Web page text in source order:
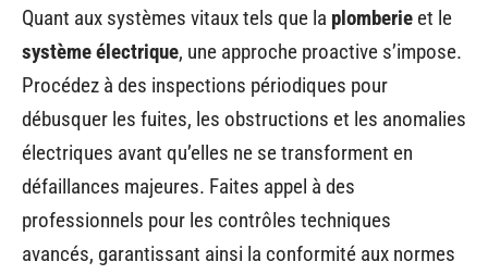
Quant aux systèmes vitaux tels que la plomberie et le
système électrique, une approche proactive s’impose.
Procédez à des inspections périodiques pour
débusquer les fuites, les obstructions et les anomalies
électriques avant qu’elles ne se transforment en
défaillances majeures. Faites appel à des
professionnels pour les contrôles techniques
avancés, garantissant ainsi la conformité aux normes